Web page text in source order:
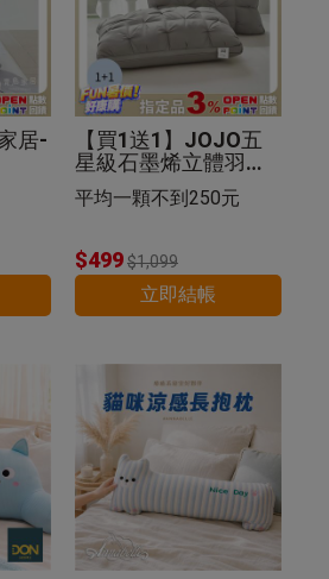
居-
【買1送1】JOJO五
星級石墨烯立體羽絲
絨枕(紐花枕)
平均一顆不到250元
$499$1,099
立即結帳